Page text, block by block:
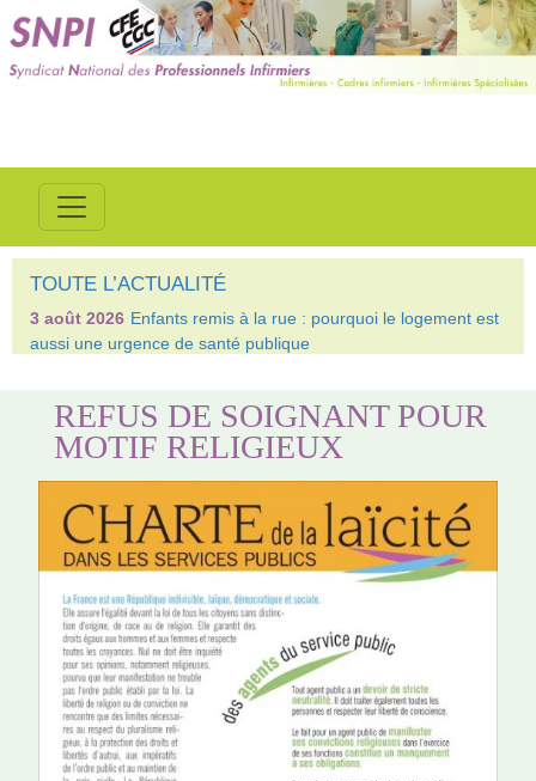
TOUTE L’ACTUALITÉ
3 août 2026 Enfants remis à la rue : pourquoi le logement est
aussi une urgence de santé publique
REFUS DE SOIGNANT POUR
MOTIF RELIGIEUX